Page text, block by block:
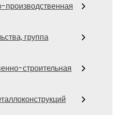
производственная
группа
строительная